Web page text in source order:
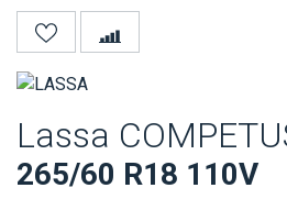
Lassa
265/60 R18 110V